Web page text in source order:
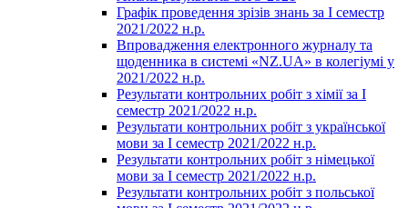
Графік проведення зрізів знань за І семестр
2021/2022 н.р.
Впровадження електронного журналу та
щоденника в системі «NZ.UA» в колегіумі у
2021/2022 н.р.
Результати контрольних робіт з хімії за І
семестр 2021/2022 н.р.
Результати контрольних робіт з української
мови за І семестр 2021/2022 н.р.
Результати контрольних робіт з німецької
мови за І семестр 2021/2022 н.р.
Результати контрольних робіт з польської